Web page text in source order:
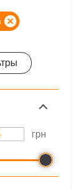
грн